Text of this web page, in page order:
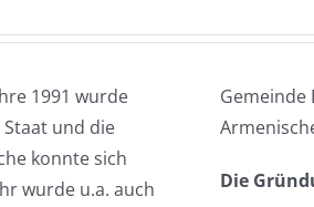
1991 wurde
und die
konnte sich
wurde u.a. auch
Gemeinde
Die